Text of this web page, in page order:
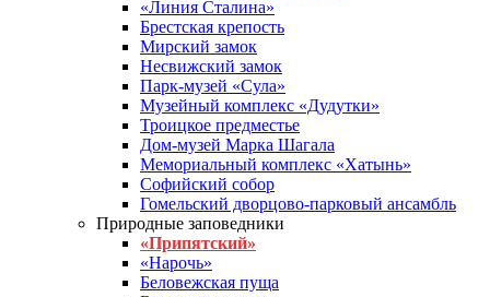
«Линия Сталина»
Брестская крепость
Мирский замок
Несвижский замок
Парк-музей «Сула»
Музейный комплекс «Дудутки»
Троицкое предместье
Дом-музей Марка Шагала
Мемориальный комплекс «Хатынь»
Софийский собор
Гомельский дворцово-парковый ансамбль
Природные заповедники
«Припятский»
«Нарочь»
Беловежская пуща